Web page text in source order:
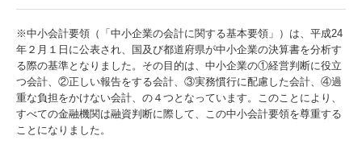
※中小会計要領（「中小企業の会計に関する基本要領」）は、平成24
年２月１日に公表され、国及び都道府県が中小企業の決算書を分析す
る際の基準となりました。その目的は、中小企業の①経営判断に役立
つ会計、②正しい報告をする会計、③実務慣行に配慮した会計、④過
重な負担をかけない会計、の４つとなっています。このことにより、
すべての金融機関は融資判断に際して、この中小会計要領を尊重する
ことになりました。